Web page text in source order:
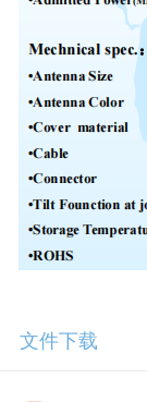
文件下载